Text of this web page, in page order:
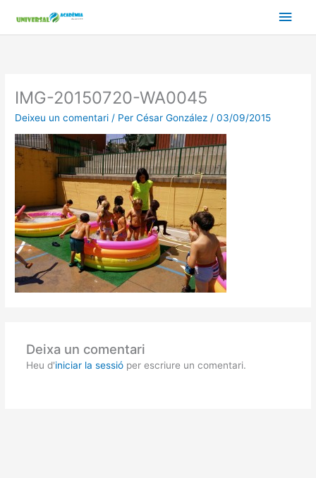
contingut
IMG-20150720-WA0045
Deixeu un comentari / Per César González /03/09/2015
Deixa un comentari
Heu d'iniciar la sessióper escriure un comentari.